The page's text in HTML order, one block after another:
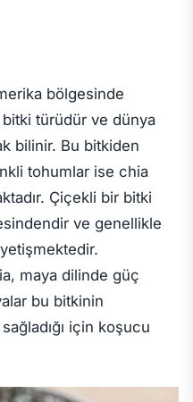
bölgesinde
türüdür ve dünya
bilinir. Bu bitkiden
tohumlar ise chia
Çiçekli bir bitki
ve genellikle
maya dilinde güç
bu bitkinin
için koşucu